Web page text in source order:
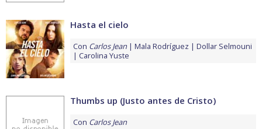
Hasta el cielo
Con Carlos Jean Mala Rodríguez
Dollar Selmouni
Carolina Yuste
Thumbs up (Justo antes de Cristo)
Con Carlos Jean